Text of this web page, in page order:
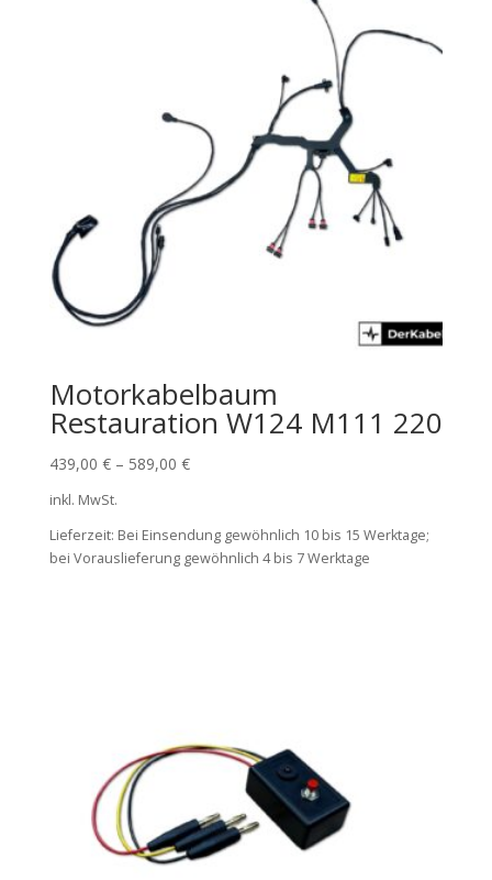
Motorkabelbaum
Restauration W124 M111 220
439,00 €– 589,00 €
inkl. MwSt.
Lieferzeit: Bei Einsendung gewöhnlich 10 bis 15 Werktage;
bei Vorauslieferung gewöhnlich 4 bis 7 Werktage